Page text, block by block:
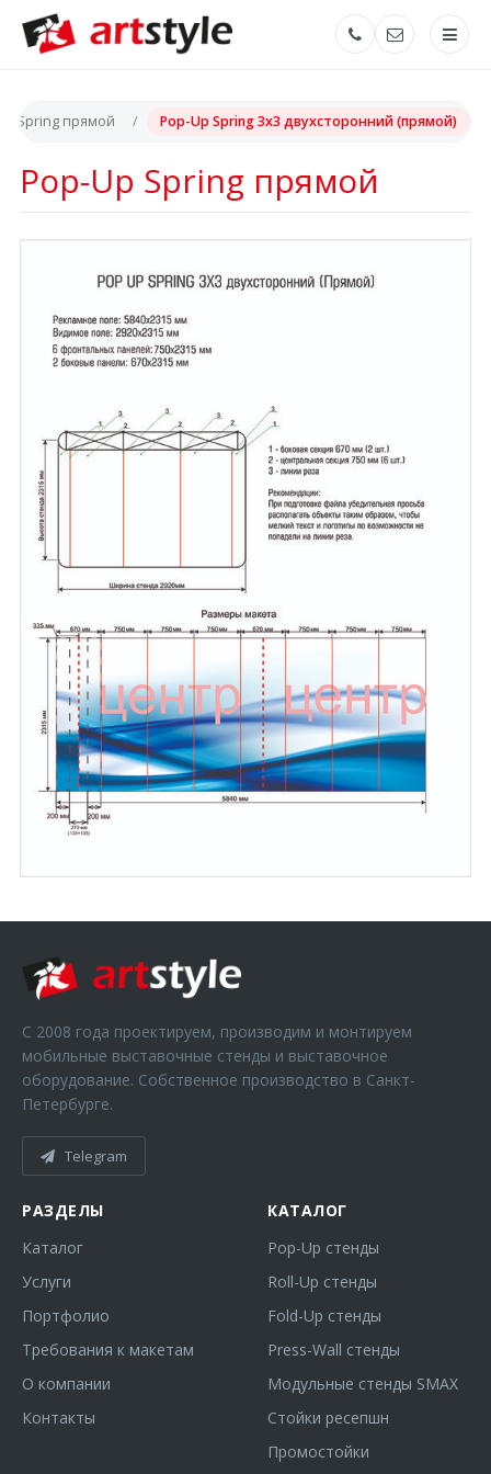
Spring прямой Pop-Up Spring 3x3 двухсторонний (прямой)
Pop-Up Spring прямой
С 2008 года проектируем, производим и монтируем
мобильные выставочные стенды и выставочное
оборудование. Собственное производство в Санкт-
Петербурге.
Telegram
РАЗДЕЛЫ
Каталог
Услуги
Портфолио
Требования к макетам
О компании
Контакты
КАТАЛОГ
Pop-Up стенды
Roll-Up стенды
Fold-Up стенды
Press-Wall стенды
Модульные стенды SMAX
Стойки ресепшн
Промостойки